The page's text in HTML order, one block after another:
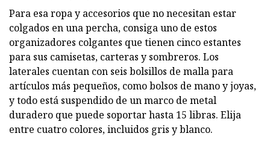
Para esa ropa y accesorios que no necesitan estar
colgados en una percha, consiga uno de estos
organizadores colgantes que tienen cinco estantes
para sus camisetas, carteras y sombreros. Los
laterales cuentan con seis bolsillos de malla para
artículos más pequeños, como bolsos de mano y joyas,
y todo está suspendido de un marco de metal
duradero que puede soportar hasta 15 libras. Elija
entre cuatro colores, incluidos gris y blanco.